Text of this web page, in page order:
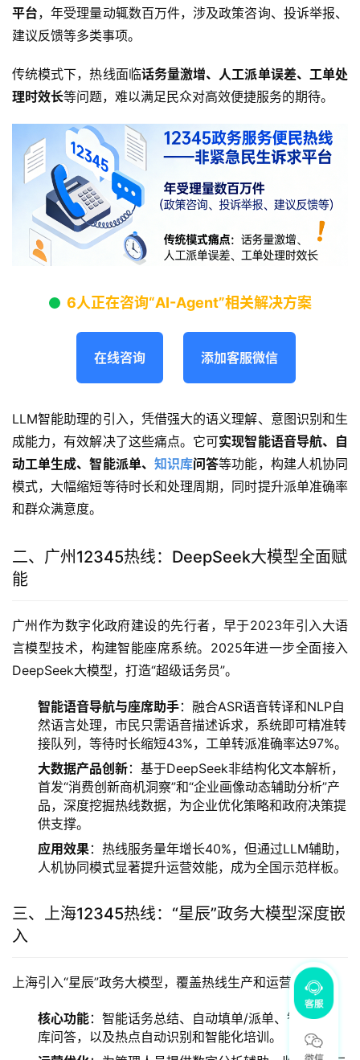
平台，年受理量动辄数百万件，涉及政策咨询、投诉举报、
建议反馈等多类事项。
传统模式下，热线面临话务量激增、人工派单误差、工单处
理时效长等问题，难以满足民众对高效便捷服务的期待。
6人正在咨询“AI-Agent”相关解决方案
在线咨询 添加客服微信
LLM智能助理的引入，凭借强大的语义理解、意图识别和生
成能力，有效解决了这些痛点。它可实现智能语音导航、自
动工单生成、智能派单、 知识库问答等功能，构建人机协同
模式，大幅缩短等待时长和处理周期，同时提升派单准确率
和群众满意度。
二、广州12345热线：DeepSeek大模型全面赋
能
广州作为数字化政府建设的先行者，早于2023年引入大语
言模型技术，构建智能座席系统。2025年进一步全面接入
DeepSeek大模型，打造“超级话务员”。
智能语音导航与座席助手：融合ASR语音转译和NLP自
然语言处理，市民只需语音描述诉求，系统即可精准转
接队列，等待时长缩短43%，工单转派准确率达97%。
大数据产品创新：基于DeepSeek非结构化文本解析，
首发“消费创新商机洞察”和“企业画像动态辅助分析”产
品，深度挖掘热线数据，为企业优化策略和政府决策提
供支撑。
应用效果：热线服务量年增长40%，但通过LLM辅助，
人机协同模式显著提升运营效能，成为全国示范样板。
三、上海12345热线：“星辰”政务大模型深度嵌
入
上海引入“星辰”政务大模型，覆盖热线生产和运营全流程。
核心功能：智能话务总结、自动填单/派单、智能知识
库问答，以及热点自动识别和智能化培训。